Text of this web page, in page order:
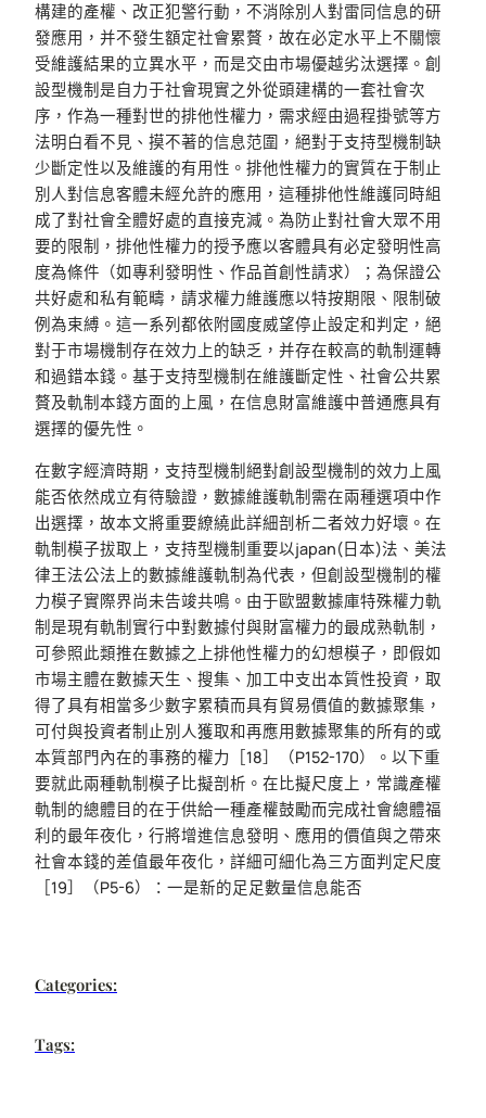
構建的產權、改正犯警行動，不消除別人對雷同信息的研
發應用，并不發生額定社會累贅，故在必定水平上不關懷
受維護結果的立異水平，而是交由市場優越劣汰選擇。創
設型機制是自力于社會現實之外從頭建構的一套社會次
序，作為一種對世的排他性權力，需求經由過程掛號等方
法明白看不見、摸不著的信息范圍，絕對于支持型機制缺
少斷定性以及維護的有用性。排他性權力的實質在于制止
別人對信息客體未經允許的應用，這種排他性維護同時組
成了對社會全體好處的直接克減。為防止對社會大眾不用
要的限制，排他性權力的授予應以客體具有必定發明性高
度為條件（如專利發明性、作品首創性請求）；為保證公
共好處和私有範疇，請求權力維護應以特按期限、限制破
例為束縛。這一系列都依附國度威望停止設定和判定，絕
對于市場機制存在效力上的缺乏，并存在較高的軌制運轉
和過錯本錢。基于支持型機制在維護斷定性、社會公共累
贅及軌制本錢方面的上風，在信息財富維護中普通應具有
選擇的優先性。
在數字經濟時期，支持型機制絕對創設型機制的效力上風
能否依然成立有待驗證，數據維護軌制需在兩種選項中作
出選擇，故本文將重要繚繞此詳細剖析二者效力好壞。在
軌制模子拔取上，支持型機制重要以japan(日本)法、美法
律王法公法上的數據維護軌制為代表，但創設型機制的權
力模子實際界尚未告竣共鳴。由于歐盟數據庫特殊權力軌
制是現有軌制實行中對數據付與財富權力的最成熟軌制，
可參照此類推在數據之上排他性權力的幻想模子，即假如
市場主體在數據天生、搜集、加工中支出本質性投資，取
得了具有相當多少數字累積而具有貿易價值的數據聚集，
可付與投資者制止別人獲取和再應用數據聚集的所有的或
本質部門內在的事務的權力［18］（P152-170）。以下重
要就此兩種軌制模子比擬剖析。在比擬尺度上，常識產權
軌制的總體目的在于供給一種產權鼓勵而完成社會總體福
利的最年夜化，行將增進信息發明、應用的價值與之帶來
社會本錢的差值最年夜化，詳細可細化為三方面判定尺度
［19］（P5-6）：一是新的足足數量信息能否
Categories:
Tags: